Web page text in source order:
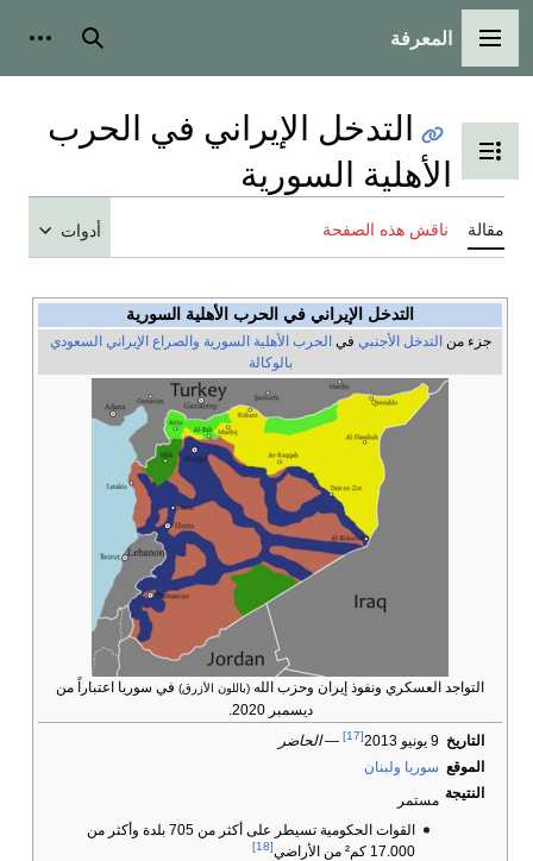
القائمة الرئيسية
المعرفة بحث
تبديل عرض جدول المحتويات
التدخل الإيراني في الحرب
الأهلية السورية
مقالة ناقش هذه الصفحة أدوات
التدخل الإيراني في الحرب الأهلية السورية
جزء من التدخل الأجنبي في الحرب الأهلية السورية والصراع الإيراني السعودي
بالوكالة
التواجد العسكري ونفوذ إيران وحزب الله (باللون الأزرق) في سوريا اعتباراً من
ديسمبر 2020.
التاريخ 9 يونيو 2013 [17]
—الحاضر
الموقع سوريا ولبنان
النتيجة مستمر
القوات الحكومية تسيطر على أكثر من 705 بلدة وأكثر من
17.000 كم² من الأراضي
[18]